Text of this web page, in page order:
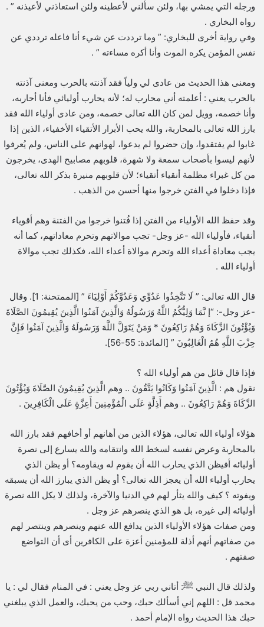
ورجله التي يمشي بها، ولئن سألني لأعطينه ولئن استعاذني لأعيذنه ” .
رواه البخاري .
وفي رواية أخرى للبخاري: ” وما ترددت عن شيء أنا فاعله ترددي عن
نفس المؤمن يكره الموت وأنا أكره مساءته ” .
ومعنى هذا الحديث من عادى لي ولياً فقد آذنته بالحرب ومعنى آذنته
بالحرب يعني : أعلمته أني محارب له؛ لأنه يحارب أوليائي فأنا أحاربه،
وأنا خصمه، وويل لمن كان الله تعالى خصمه، ومن عادى أولياء الله فقد
بارز الله تعالى بالمحاربة، والله يحب الأبرار الأتقياء الأخفياء، الذين إذا
غابوا لم يفتقدوا، وإن حضروا لم يدعوا، لهوانهم على الناس، ولم يُعرفوا
لأنهم ليسوا بأصحاب سمعة ولا شهرة، قلوبهم مصابيح الهدى، يخرجون
من كل غبراء مظلمة أنقياء أتقياء؛ لأن قلوبهم منيرة بذكر الله تعالى،
فإذا دخلوا في الفتن خرجوا منها أحسن من الذهب .
وقد حفظ الله الأولياء من الفتن إذا فُتنوا خرجوا من الفتنة وهم أقوياء
أنقياء، فأولياء الله -عز وجل- تجب موالاتهم وتحرم معاداتهم، كما أنه
يجب معاداة أعداء الله وتحرم موالاة أعداء الله، فكذلك تجب موالاة
أولياء الله .
قال الله تعالى: ” لَا تَتَّخِذُوا عَدُوِّي وَعَدُوَّكُمْ أَوْلِيَاءَ ” [الممتحنة: 1]. وقال
-عز وجل-: “إ نَّمَا وَلِيُّكُمُ اللَّهُ وَرَسُولُهُ وَالَّذِينَ آمَنُوا الَّذِينَ يُقِيمُونَ الصَّلَاةَ
وَيُؤْتُونَ الزَّكَاةَ وَهُمْ رَاكِعُونَ * وَمَنْ يَتَوَلَّ اللَّهَ وَرَسُولَهُ وَالَّذِينَ آمَنُوا فَإِنَّ
حِزْبَ اللَّهِ هُمُ الْغَالِبُونَ ” [المائدة: 55-56].
فإذا قال قائل من هم أولياء الله ؟
نقول هم : الَّذِينَ آمَنُوا وَكَانُوا يَتَّقُونَ .. وهم الَّذِينَ يُقِيمُونَ الصَّلَاةَ وَيُؤْتُونَ
الزَّكَاةَ وَهُمْ رَاكِعُونَ .. وهم أَذِلَّةٍ عَلَى الْمُؤْمِنِينَ أَعِزَّةٍ عَلَى الْكَافِرِينَ .
هؤلاء أولياء الله تعالى، هؤلاء الذين من أهانهم أو أخافهم فقد بارز الله
بالمحاربة وعرض نفسه لسخط الله وانتقامه والله يسارع إلى نصرة
أوليائه أفيظن الذي يحارب الله أن يقوم له ويقاومه؟ أو يظن الذي
يحارب أولياء الله أن يعجز الله تعالى؟ أو يظن الذي يبارز الله أن يسبقه
ويفوته ؟ كيف والله يثأر لهم في الدنيا والآخرة، ولذلك لا يكل الله نصرة
أوليائه إلى غيره، بل هو الذي ينصرهم عز وجل .
ومن صفات هؤلاء الأولياء الذين يدافع الله عنهم وينصرهم وينتصر لهم
من صفاتهم أنهم أذلة للمؤمنين أعزة على الكافرين أى أن التواضع
صفتهم .
ولذلك قال النبي ﷺ: أتاني ربي عز وجل يعني : في المنام فقال لي : يا
محمد قل : اللهم إني أسألك حبك، وحب من يحبك، والعمل الذي يبلغني
حبك هذا الحديث رواه الإمام أحمد .